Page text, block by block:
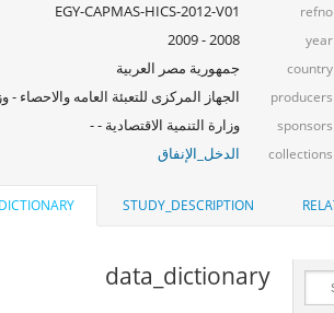
refno
EGY-CAPMAS-HICS-2012-V01
year
2008 - 2009
country جمهورية مصر العربية
producers الجهاز المركزى للتعبئة العامه والاحصاء -
sponsors وزارة التنمية الاقتصادية - -
collections الدخل_الإنفاق
STUDY_DESCRIPTION
data_dictionary